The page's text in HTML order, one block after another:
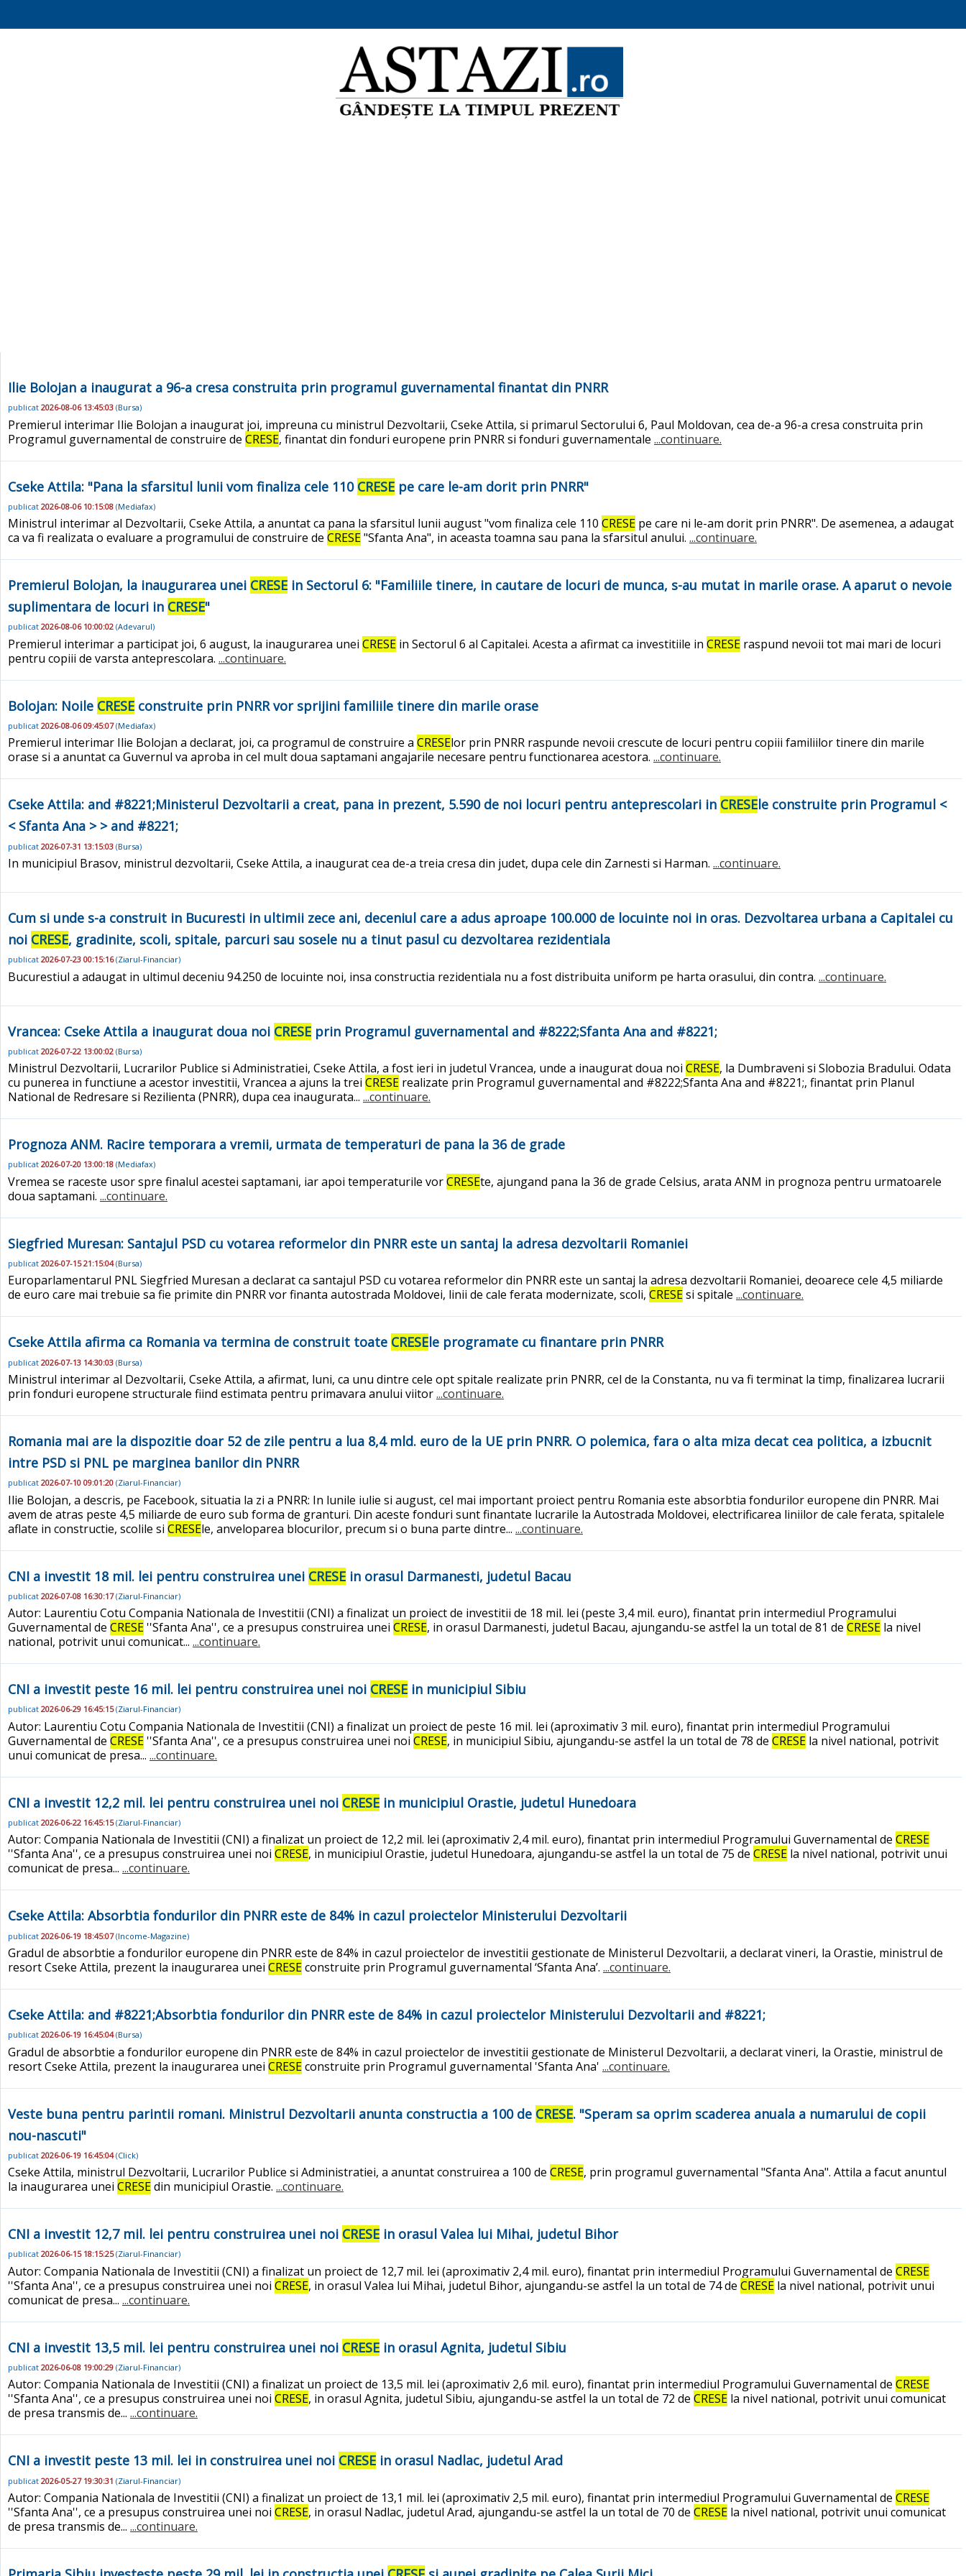
Ilie Bolojan a inaugurat a 96-a cresa construita prin programul guvernamental finantat din PNRR
publicat 2026-08-06 13:45:03 (Bursa)
Premierul interimar Ilie Bolojan a inaugurat joi, impreuna cu ministrul Dezvoltarii, Cseke Attila, si primarul Sectorului 6, Paul Moldovan, cea de-a 96-a cresa construita prin
Programul guvernamental de construire de CRESE, finantat din fonduri europene prin PNRR si fonduri guvernamentale ...continuare.
Cseke Attila: "Pana la sfarsitul lunii vom finaliza cele 110 CRESE pe care le-am dorit prin PNRR"
publicat 2026-08-06 10:15:08 (Mediafax)
Ministrul interimar al Dezvoltarii, Cseke Attila, a anuntat ca pana la sfarsitul lunii august "vom finaliza cele 110 CRESE pe care ni le-am dorit prin PNRR". De asemenea, a adaugat
ca va fi realizata o evaluare a programului de construire de CRESE"Sfanta Ana", in aceasta toamna sau pana la sfarsitul anului. ...continuare.
Premierul Bolojan, la inaugurarea unei CRESE in Sectorul 6: "Familiile tinere, in cautare de locuri de munca, s-au mutat in marile orase. A aparut o nevoie
suplimentara de locuri in CRESE"
publicat 2026-08-06 10:00:02 (Adevarul)
Premierul interimar a participat joi, 6 august, la inaugurarea unei CRESE in Sectorul 6 al Capitalei. Acesta a afirmat ca investitiile in CRESE raspund nevoii tot mai mari de locuri
pentru copiii de varsta anteprescolara. ...continuare.
Bolojan: Noile CRESE construite prin PNRR vor sprijini familiile tinere din marile orase
publicat 2026-08-06 09:45:07(Mediafax)
Premierul interimar Ilie Bolojan a declarat, joi, ca programul de construire a CRESElor prin PNRR raspunde nevoii crescute de locuri pentru copiii familiilor tinere din marile
orase si a anuntat ca Guvernul va aproba in cel mult doua saptamani angajarile necesare pentru functionarea acestora. ...continuare.
Cseke Attila: and #8221;Ministerul Dezvoltarii a creat, pana in prezent, 5.590 de noi locuri pentru anteprescolari in CRESEle construite prin Programul <
< Sfanta Ana > > and #8221;
publicat 2026-07-31 13:15:03 (Bursa)
In municipiul Brasov, ministrul dezvoltarii, Cseke Attila, a inaugurat cea de-a treia cresa din judet, dupa cele din Zarnesti si Harman. ...continuare.
Cum si unde s-a construit in Bucuresti in ultimii zece ani, deceniul care a adus aproape 100.000 de locuinte noi in oras. Dezvoltarea urbana a Capitalei cu
noi CRESE, gradinite, scoli, spitale, parcuri sau sosele nu a tinut pasul cu dezvoltarea rezidentiala
publicat 2026-07-23 00:15:16(Ziarul-Financiar)
Bucurestiul a adaugat in ultimul deceniu 94.250 de locuinte noi, insa constructia rezidentiala nu a fost distribuita uniform pe harta orasului, din contra. ...continuare.
Vrancea: Cseke Attila a inaugurat doua noi CRESE prin Programul guvernamental and #8222;Sfanta Ana and #8221;
publicat 2026-07-22 13:00:02 (Bursa)
Ministrul Dezvoltarii, Lucrarilor Publice si Administratiei, Cseke Attila, a fost ieri in judetul Vrancea, unde a inaugurat doua noi CRESE, la Dumbraveni si Slobozia Bradului. Odata
cu punerea in functiune a acestor investitii, Vrancea a ajuns la trei CRESE realizate prin Programul guvernamental and #8222;Sfanta Ana and #8221;, finantat prin Planul
National de Redresare si Rezilienta (PNRR), dupa cea inaugurata... ...continuare.
Prognoza ANM. Racire temporara a vremii, urmata de temperaturi de pana la 36 de grade
publicat 2026-07-20 13:00:18 (Mediafax)
Vremea se raceste usor spre finalul acestei saptamani, iar apoi temperaturile vorCRESEte, ajungand pana la 36 de grade Celsius, arata ANM in prognoza pentru urmatoarele
doua saptamani. ...continuare.
Siegfried Muresan: Santajul PSD cu votarea reformelor din PNRR este un santaj la adresa dezvoltarii Romaniei
publicat 2026-07-15 21:15:04(Bursa)
Europarlamentarul PNL Siegfried Muresan a declarat ca santajul PSD cu votarea reformelor din PNRR este un santaj la adresa dezvoltarii Romaniei, deoarece cele 4,5 miliarde
de euro care mai trebuie sa fie primite din PNRR vor finanta autostrada Moldovei, linii de cale ferata modernizate, scoli, CRESEsi spitale ...continuare.
Cseke Attila afirma ca Romania va termina de construit toate CRESEle programate cu finantare prin PNRR
publicat 2026-07-13 14:30:03 (Bursa)
Ministrul interimar al Dezvoltarii, Cseke Attila, a afirmat, luni, ca unu dintre cele opt spitale realizate prin PNRR, cel de la Constanta, nu va fi terminat la timp, finalizarea lucrarii
prin fonduri europene structurale fiind estimata pentru primavara anului viitor...continuare.
Romania mai are la dispozitie doar 52 de zile pentru a lua 8,4 mld. euro de la UE prin PNRR. O polemica, fara o alta miza decat cea politica, a izbucnit
intre PSD si PNL pe marginea banilor din PNRR
publicat 2026-07-10 09:01:20 (Ziarul-Financiar)
Ilie Bolojan, a descris, pe Facebook, situatia la zi a PNRR: In lunile iulie si august, cel mai important proiect pentru Romania este absorbtia fondurilor europene din PNRR. Mai
avem de atras peste 4,5 miliarde de euro sub forma de granturi. Din aceste fonduri sunt finantate lucrarile la Autostrada Moldovei, electrificarea liniilor de cale ferata, spitalele
aflate in constructie, scolile si CRESEle, anveloparea blocurilor, precum si o buna parte dintre... ...continuare.
CNI a investit 18 mil. lei pentru construirea unei CRESE in orasul Darmanesti, judetul Bacau
publicat 2026-07-08 16:30:17(Ziarul-Financiar)
Autor: Laurentiu Cotu Compania Nationala de Investitii (CNI) a finalizat un proiect de investitii de 18 mil. lei (peste 3,4 mil. euro), finantat prin intermediul Programului
Guvernamental de CRESE ''Sfanta Ana'', ce a presupus construirea unei CRESE, in orasul Darmanesti, judetul Bacau, ajungandu-se astfel la un total de 81 de CRESE la nivel
national, potrivit unui comunicat... ...continuare.
CNI a investit peste 16 mil. lei pentru construirea unei noi CRESE in municipiul Sibiu
publicat 2026-06-29 16:45:15(Ziarul-Financiar)
Autor: Laurentiu Cotu Compania Nationala de Investitii (CNI) a finalizat un proiect de peste 16 mil. lei (aproximativ 3 mil. euro), finantat prin intermediul Programului
Guvernamental de CRESE ''Sfanta Ana'', ce a presupus construirea unei noi CRESE, in municipiul Sibiu, ajungandu-se astfel la un total de 78 de CRESE la nivel national, potrivit
unui comunicat de presa... ...continuare.
CNI a investit 12,2 mil. lei pentru construirea unei noi CRESE in municipiul Orastie, judetul Hunedoara
publicat 2026-06-22 16:45:15(Ziarul-Financiar)
Autor: Compania Nationala de Investitii (CNI) a finalizat un proiect de 12,2 mil. lei (aproximativ 2,4 mil. euro), finantat prin intermediul Programului Guvernamental de CRESE
''Sfanta Ana'', ce a presupus construirea unei noi CRESE, in municipiul Orastie, judetul Hunedoara, ajungandu-se astfel la un total de 75 de CRESE la nivel national, potrivit unui
comunicat de presa... ...continuare.
Cseke Attila: Absorbtia fondurilor din PNRR este de 84% in cazul proiectelor Ministerului Dezvoltarii
publicat 2026-06-19 18:45:07(Income-Magazine)
Gradul de absorbtie a fondurilor europene din PNRR este de 84% in cazul proiectelor de investitii gestionate de Ministerul Dezvoltarii, a declarat vineri, la Orastie, ministrul de
resort Cseke Attila, prezent la inaugurarea unei CRESEconstruite prin Programul guvernamental ‘Sfanta Ana’. ...continuare.
Cseke Attila: and #8221;Absorbtia fondurilor din PNRR este de 84% in cazul proiectelor Ministerului Dezvoltarii and #8221;
publicat 2026-06-19 16:45:04(Bursa)
Gradul de absorbtie a fondurilor europene din PNRR este de 84% in cazul proiectelor de investitii gestionate de Ministerul Dezvoltarii, a declarat vineri, la Orastie, ministrul de
resort Cseke Attila, prezent la inaugurarea unei CRESEconstruite prin Programul guvernamental 'Sfanta Ana' ...continuare.
Veste buna pentru parintii romani. Ministrul Dezvoltarii anunta constructia a 100 de CRESE. "Speram sa oprim scaderea anuala a numarului de copii
nou-nascuti"
publicat 2026-06-19 16:45:04(Click)
Cseke Attila, ministrul Dezvoltarii, Lucrarilor Publice si Administratiei, a anuntat construirea a 100 de CRESE, prin programul guvernamental "Sfanta Ana". Attila a facut anuntul
la inaugurarea unei CRESEdin municipiul Orastie. ...continuare.
CNI a investit 12,7 mil. lei pentru construirea unei noi CRESE in orasul Valea lui Mihai, judetul Bihor
publicat 2026-06-15 18:15:25(Ziarul-Financiar)
Autor: Compania Nationala de Investitii (CNI) a finalizat un proiect de 12,7 mil. lei (aproximativ 2,4 mil. euro), finantat prin intermediul Programului Guvernamental de CRESE
''Sfanta Ana'', ce a presupus construirea unei noi CRESE, in orasul Valea lui Mihai, judetul Bihor, ajungandu-se astfel la un total de 74 de CRESE la nivel national, potrivit unui
comunicat de presa... ...continuare.
CNI a investit 13,5 mil. lei pentru construirea unei noi CRESE in orasul Agnita, judetul Sibiu
publicat 2026-06-08 19:00:29 (Ziarul-Financiar)
Autor: Compania Nationala de Investitii (CNI) a finalizat un proiect de 13,5 mil. lei (aproximativ 2,6 mil. euro), finantat prin intermediul Programului Guvernamental de CRESE
''Sfanta Ana'', ce a presupus construirea unei noi CRESE, in orasul Agnita, judetul Sibiu, ajungandu-se astfel la un total de 72 de CRESE la nivel national, potrivit unui comunicat
de presa transmis de... ...continuare.
CNI a investit peste 13 mil. lei in construirea unei noi CRESE in orasul Nadlac, judetul Arad
publicat 2026-05-27 19:30:31 (Ziarul-Financiar)
Autor: Compania Nationala de Investitii (CNI) a finalizat un proiect de 13,1 mil. lei (aproximativ 2,5 mil. euro), finantat prin intermediul Programului Guvernamental de CRESE
''Sfanta Ana'', ce a presupus construirea unei noi CRESE, in orasul Nadlac, judetul Arad, ajungandu-se astfel la un total de 70 de CRESE la nivel national, potrivit unui comunicat
de presa transmis de... ...continuare.